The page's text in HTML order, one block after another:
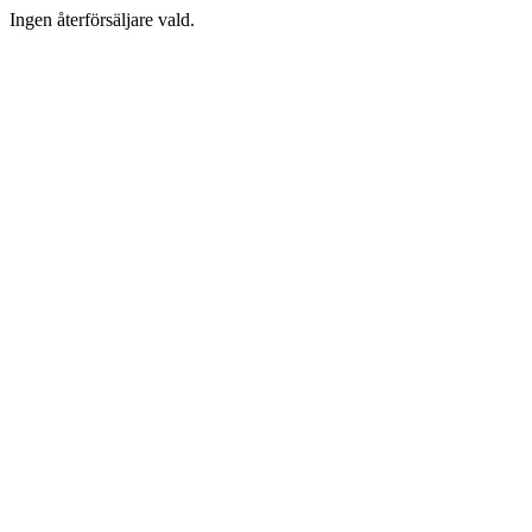
Ingen återförsäljare vald.